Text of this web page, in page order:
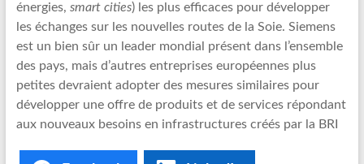
énergies, smart cities) les plus efficaces pour développer
les échanges sur les nouvelles routes de la Soie. Siemens
est un bien sûr un leader mondial présent dans l’ensemble
des pays, mais d’autres entreprises européennes plus
petites devraient adopter des mesures similaires pour
développer une offre de produits et de services répondant
aux nouveaux besoins en infrastructures créés par la BRI